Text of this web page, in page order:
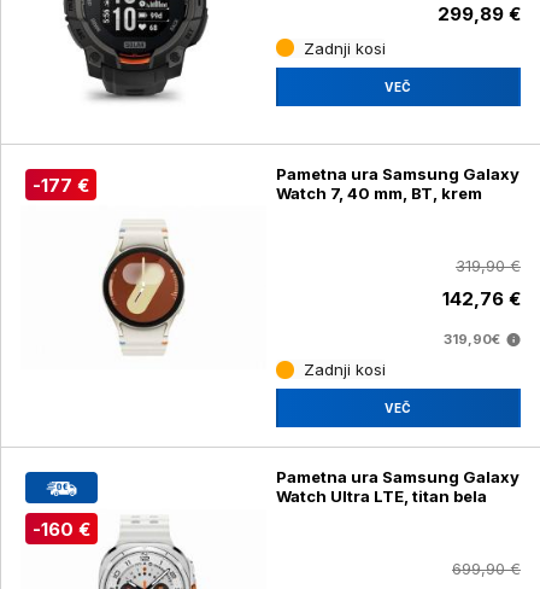
299,89 €
Zadnji kosi
VEČ
-177 €
Pametna ura Samsung Galaxy
Watch 7, 40 mm, BT, krem
319,90 €
142,76 €
319,90€
Zadnji kosi
VEČ
-160 €
Pametna ura Samsung Galaxy
Watch Ultra LTE, titan bela
699,90 €